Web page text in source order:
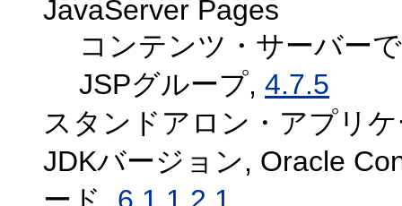
JavaServer Pages
コンテンツ・サーバー
JSPグループ, 4.7.5
スタンドアロン・アプリ
JDKバージョン, Oracle
ード, 6.1.1.2.1